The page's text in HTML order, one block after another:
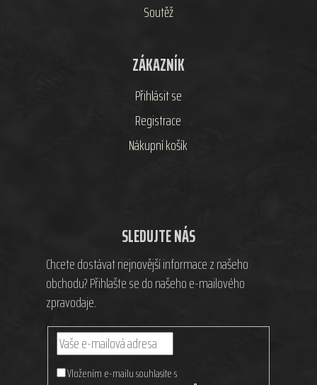
Soutěž
ZÁKAZNÍK
Přihlásit se
Registrace
Nákupní košík
SLEDUJTE NÁS
Chcete dostávat nejnovější informace z našeho
obchodu? Přihlašte se do našeho e-mailového
zpravodaje.
Vložením e-mailu souhlasíte s